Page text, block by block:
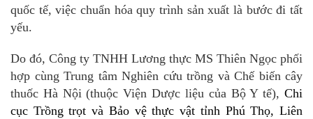
quốc tế, việc chuẩn hóa quy trình sản xuất là bước đi tất
yếu.
Do đó, Công ty TNHH Lương thực MS Thiên Ngọc phối
hợp cùng Trung tâm Nghiên cứu trồng và Chế biến cây
thuốc Hà Nội (thuộc Viện Dược liệu của Bộ Y tế), Chi
cục Trồng trọt và Bảo vệ thực vật tỉnh Phú Thọ, Liên